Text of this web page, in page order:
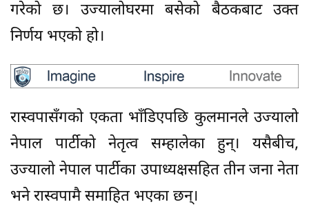
गरेको छ। उज्यालोघरमा बसेको बैठकबाट उक्त
निर्णय भएको हो।
रास्वपासँगको एकता भाँडिएपछि कुलमानले उज्यालो
नेपाल पार्टीको नेतृत्व सम्हालेका हुन्। यसैबीच,
उज्यालो नेपाल पार्टीका उपाध्यक्षसहित तीन जना नेता
भने रास्वपामै समाहित भएका छन्।